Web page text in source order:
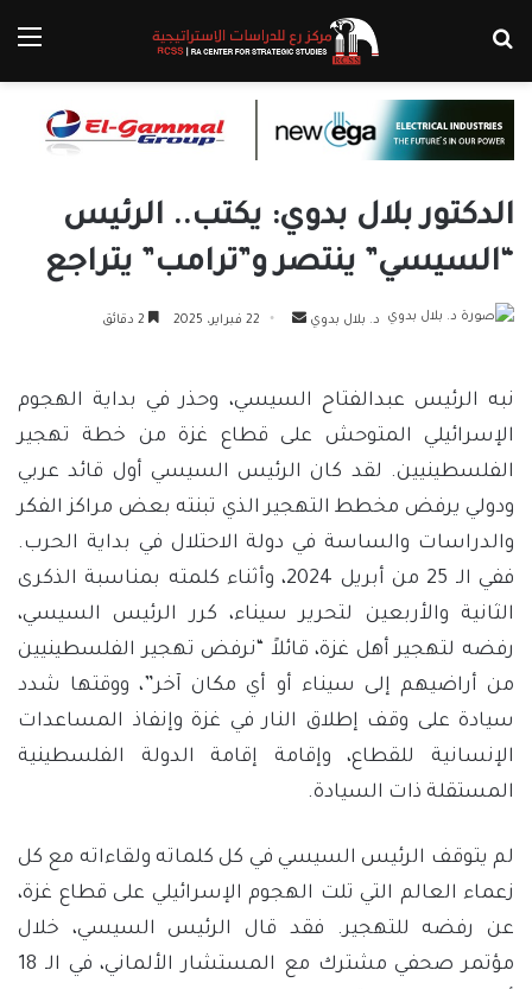
الدكتور بلال بدوي: يكتب.. الرئيس
“السيسي” ينتصر و”ترامب” يتراجع
د. بلال بدوي
أرسل 22 فبراير، 2025
نبه الرئيس عبدالفتاح السيسي، وحذر في بداية الهجوم
الإسرائيلي المتوحش على قطاع غزة من خطة تهجير
الفلسطينيين. لقد كان الرئيس السيسي أول قائد عربي
ودولي يرفض مخطط التهجير الذي تبنته بعض مراكز الفكر
والدراسات والساسة في دولة الاحتلال في بداية الحرب.
ففي الـ 25 من أبريل 2024، وأثناء كلمته بمناسبة الذكرى
الثانية والأربعين لتحرير سيناء، كرر الرئيس السيسي،
رفضه لتهجير أهل غزة، قائلاً “نرفض تهجير الفلسطينيين
من أراضيهم إلى سيناء أو أي مكان آخر”، ووقتها شدد
سيادة على وقف إطلاق النار في غزة وإنفاذ المساعدات
الإنسانية للقطاع، وإقامة إقامة الدولة الفلسطينية
المستقلة ذات السيادة.
لم يتوقف الرئيس السيسي في كل كلماته ولقاءاته مع كل
زعماء العالم التي تلت الهجوم الإسرائيلي على قطاع غزة،
عن رفضه للتهجير. فقد قال الرئيس السيسي، خلال
مؤتمر صحفي مشترك مع المستشار الألماني، في الـ 18